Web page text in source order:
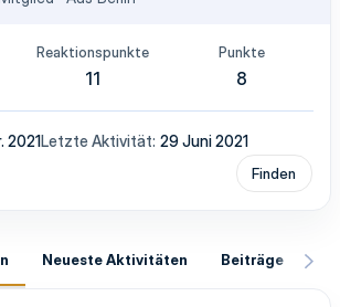
Reaktionspunkte
11
Punkte
8
2021Letzte Aktivität 29 Juni 2021
Finden
Neueste Aktivitäten Beiträge